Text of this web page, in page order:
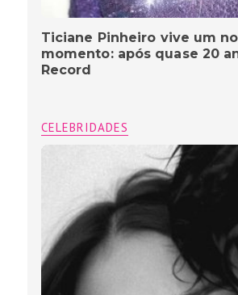
Ticiane Pinheiro vive um
momento: após quase 20
Record
CELEBRIDADES